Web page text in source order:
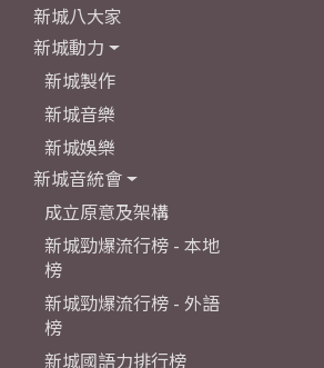
新城八大家
新城動力
新城製作
新城音樂
新城娛樂
新城音統會
成立原意及架構
新城勁爆流行榜 - 本地
榜
新城勁爆流行榜 - 外語
榜
新城國語力排行榜